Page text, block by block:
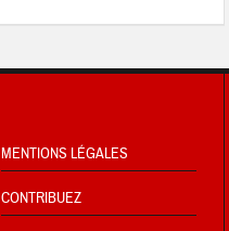
MENTIONS LÉGALES
CONTRIBUEZ